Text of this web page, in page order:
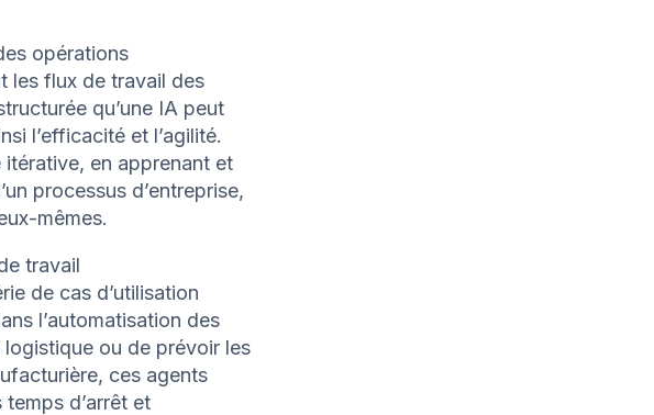
opérations
les flux de travail des
qu’une IA peut
l’efficacité et l’agilité.
en apprenant et
processus d’entreprise,
mêmes.
travail
de cas d’utilisation
l’automatisation des
logistique ou de prévoir les
ces agents
d’arrêt et